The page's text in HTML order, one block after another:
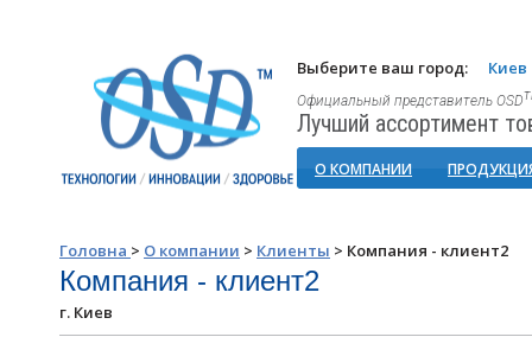
Выберите ваш город: Киев
Официальный представитель OSD
Лучший ассортимент
О КОМПАНИИ
Головна > О компании > Клиенты > Компания - клиент2
Компания - клиент2
г. Киев